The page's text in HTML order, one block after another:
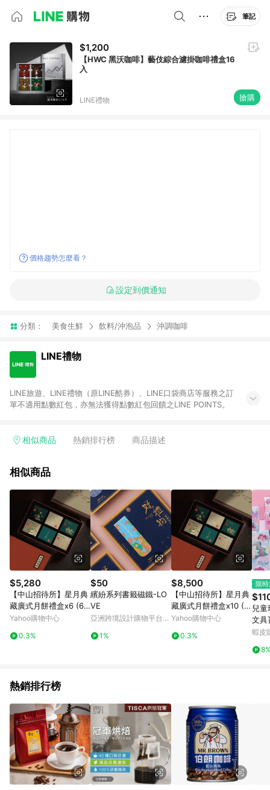
筆記
$1,200
【HWC 黑沃咖啡】藝伎綜合濾掛咖啡禮盒16
入
LINE禮物 搶購
價格趨勢怎麼看？
設定到價通知
分類： 美食生鮮 飲料/沖泡品 沖調咖啡
LINE禮物
LINE旅遊、LINE禮物（原LINE酷券）、LINE口袋商店等服務之訂
單不適用點數紅包，亦無法獲得點數紅包回饋之LINE POINTS。
相似商品 熱銷排行榜 商品描述
相似商品
$5,280
【中山招待所】星月典
藏廣式月餅禮盒x6 (6
入/盒)蛋素(清香柑橘/
秋伴手禮 年節禮盒
Yahoo購物中心
0.3%
$50
繽紛系列書籤磁鐵-LO
VE
亞洲跨境設計購物平台
1%
$8,500
【中山招待所】星月典
藏廣式月餅禮盒x10 (6
入/盒)蛋素(清香柑橘/
秋伴手禮 年節禮盒
Yahoo購物中心
0.3%
限
兒童
文具
新款
蝦皮
熱銷排行榜